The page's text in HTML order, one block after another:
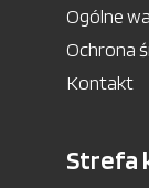
Ogólne
Ochrona
Kontakt
Strefa